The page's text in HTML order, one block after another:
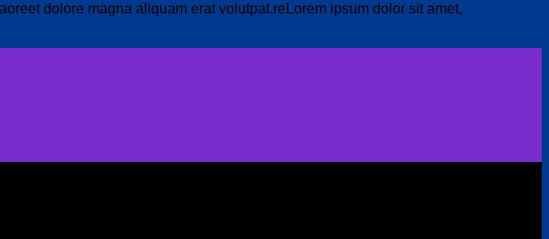
dolore magna aliquam erat volutpat.reLorem ipsum dolor sit amet,